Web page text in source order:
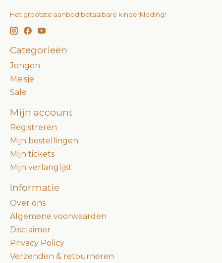
Het grootste aanbod betaalbare kinderkleding!
Categorieën
Jongen
Meisje
Sale
Mijn account
Registreren
Mijn bestellingen
Mijn tickets
Mijn verlanglijst
Informatie
Over ons
Algemene voorwaarden
Disclaimer
Privacy Policy
Verzenden & retourneren